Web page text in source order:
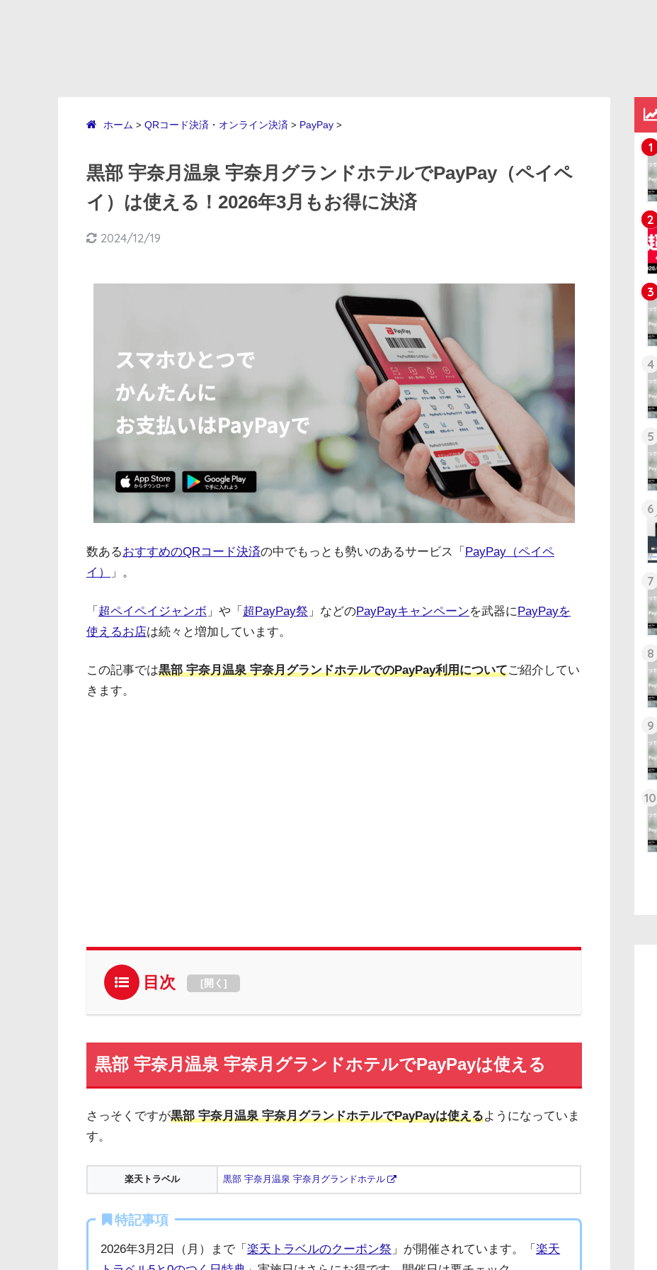
ホーム > QRコード決済・オンライン決済 > PayPay >
黒部 宇奈月温泉 宇奈月グランドホテルでPayPay（ペイペ
イ）は使える！2026年3月もお得に決済
2024/12/19
数あるおすすめのQRコード決済の中でもっとも勢いのあるサービス「 PayPay（ペイペ
イ）
」。
「 超ペイペイジャンボ 」や「 超PayPay祭 」などのPayPayキャンペーンを武器にPayPayを
使えるお店は続々と増加しています。
この記事では黒部 宇奈月温泉 宇奈月グランドホテルでのPayPay利用についてご紹介してい
きます。
目次 [開く ]
黒部 宇奈月温泉 宇奈月グランドホテルでPayPayは使える
さっそくですが黒部 宇奈月温泉 宇奈月グランドホテルでPayPayは使えるようになっていま
す。
楽天トラベル 黒部 宇奈月温泉 宇奈月グランドホテル
特記事項
2026年3月2日（月）まで「楽天トラベルのクーポン祭 」が開催されています。「楽天
1
2
3
4
5
6
7
8
9
10